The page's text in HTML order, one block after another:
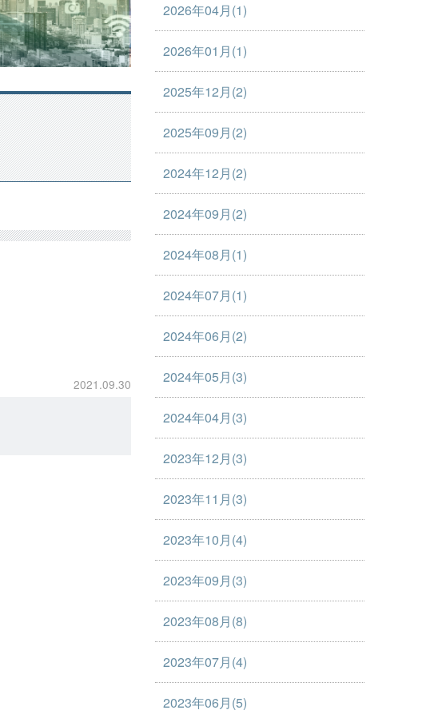
2021.09.30
2026年04月(1)
2026年01月(1)
2025年12月(2)
2025年09月(2)
2024年12月(2)
2024年09月(2)
2024年08月(1)
2024年07月(1)
2024年06月(2)
2024年05月(3)
2024年04月(3)
2023年12月(3)
2023年11月(3)
2023年10月(4)
2023年09月(3)
2023年08月(8)
2023年07月(4)
2023年06月(5)